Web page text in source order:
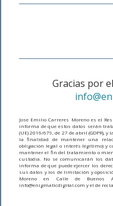
Gracias por
Jose Emilio Carreres Moreno es el
informa de que estos datos serán
(UE) 2016/679, de 27 de abril (GDPR), y
la finalidad de mantener una
obligación legal o interés legítimo) y
mantener el fin del tratamiento o
custodia. No se comunicarán los
informa de que puede ejercer los
sus datos y los de limitación y
Moreno en Calle de Buenos
info@enigmaticdigital.com y el de